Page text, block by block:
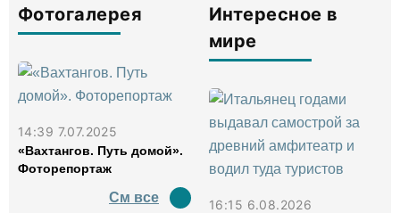
Фотогалерея
14:39 7.07.2025
«Вахтангов. Путь домой».
Фоторепортаж
См все
Интересное в
мире
16:15 6.08.2026